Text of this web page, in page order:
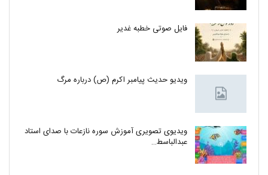
فایل صوتی خطبه غدیر
ویدیو حدیث پیامبر اکرم (ص) درباره مرگ
ویدیوی تصویری آموزش سوره نازعات با صدای استاد
عبدالباسط…